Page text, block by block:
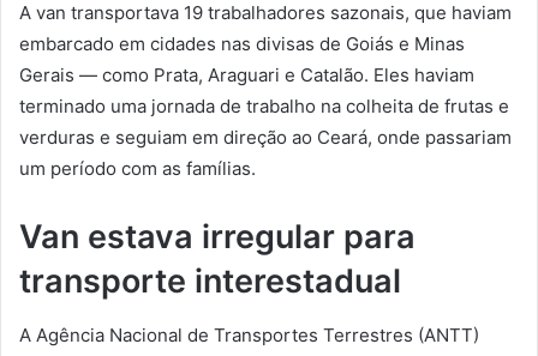
A van transportava 19 trabalhadores sazonais, que haviam
embarcado em cidades nas divisas de Goiás e Minas
Gerais — como Prata, Araguari e Catalão. Eles haviam
terminado uma jornada de trabalho na colheita de frutas e
verduras e seguiam em direção ao Ceará, onde passariam
um período com as famílias.
Van estava irregular para
transporte interestadual
A Agência Nacional de Transportes Terrestres (ANTT)